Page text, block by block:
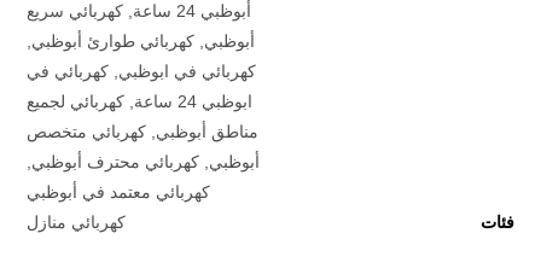
أبوظبي 24 ساعة
, كهربائي سريع
أبوظبي, كهربائي طوارئ أبوظبي,
كهربائي في ابوظبي, كهربائي في
ابوظبي 24 ساعة
, كهربائي لجميع
مناطق أبوظبي, كهربائي متخصص
أبوظبي, كهربائي محترف أبوظبي,
كهربائي معتمد في أبوظبي
فئات
كهربائي منازل